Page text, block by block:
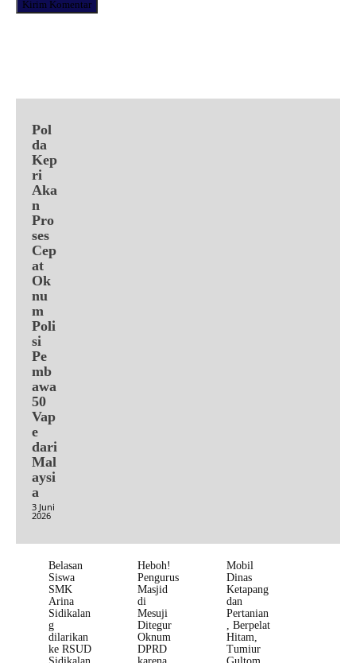
Pol
da
Kep
ri
Aka
n
Pro
ses
Cep
at
Ok
nu
m
Poli
si
Pe
mb
awa
50
Vap
e
dari
Mal
aysi
a
3 Juni
2026
Belasan
Siswa
SMK
Arina
Sidikalan
g
dilarikan
ke RSUD
Heboh!
Pengurus
Masjid
di
Mesuji
Ditegur
Oknum
DPRD
Mobil
Dinas
Ketapang
dan
Pertanian
, Berpelat
Hitam,
Tumiur